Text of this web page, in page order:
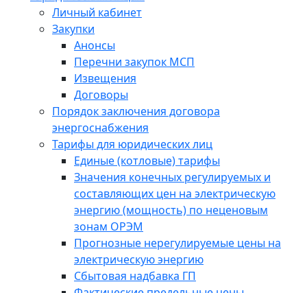
Личный кабинет
Закупки
Анонсы
Перечни закупок МСП
Извещения
Договоры
Порядок заключения договора
энергоснабжения
Тарифы для юридических лиц
Единые (котловые) тарифы
Значения конечных регулируемых и
составляющих цен на электрическую
энергию (мощность) по неценовым
зонам ОРЭМ
Прогнозные нерегулируемые цены на
электрическую энергию
Сбытовая надбавка ГП